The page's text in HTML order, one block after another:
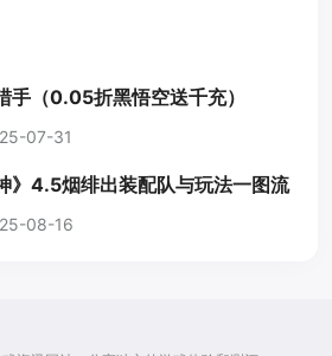
手（0.05折黑悟空送千充）
07-31
》4.5烟绯出装配队与玩法一图流
08-16